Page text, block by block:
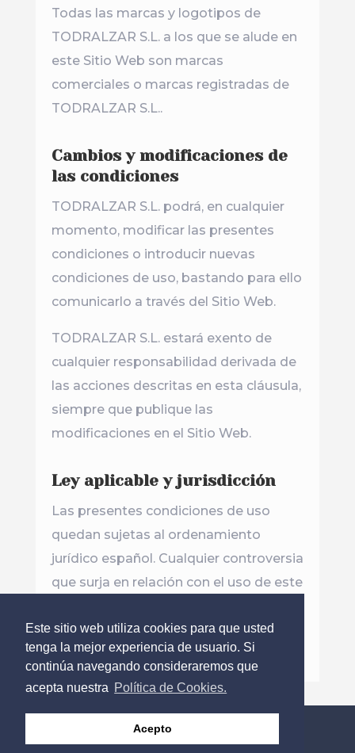
Este sitio web utiliza cookies para que usted
tenga la mejor experiencia de usuario. Si
continúa navegando consideraremos que
acepta nuestra Política de Cookies.
Acepto
Todas las marcas y logotipos de
TODRALZAR S.L. a los que se alude en
este Sitio Web son marcas
comerciales o marcas registradas de
TODRALZAR S.L..
Cambios y modificaciones de
las condiciones
TODRALZAR S.L. podrá, en cualquier
momento, modificar las presentes
condiciones o introducir nuevas
condiciones de uso, bastando para ello
comunicarlo a través del Sitio Web.
TODRALZAR S.L. estará exento de
cualquier responsabilidad derivada de
las acciones descritas en esta cláusula,
siempre que publique las
modificaciones en el Sitio Web.
Ley aplicable y jurisdicción
Las presentes condiciones de uso
quedan sujetas al ordenamiento
jurídico español. Cualquier controversia
que surja en relación con el uso de este
jurisdicción no exclusiva de los
juzgados y tribunales españoles.
Política Privacidad
Condiciones de Uso